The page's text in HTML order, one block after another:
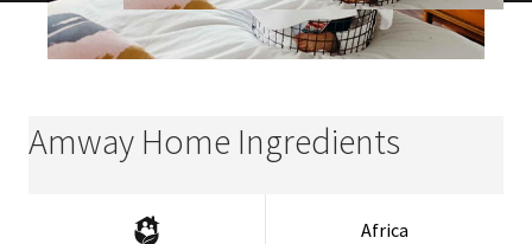
Amway Home Ingredients
Africa